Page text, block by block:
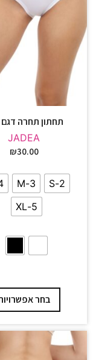
תחתון תחרה דגם 520
JADEA
₪30.00
2-S
3-M
5-XL
בחר